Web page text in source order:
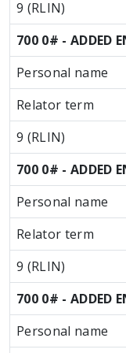
9 (RLIN)
700 0# - ADDED
Personal name
Relator term
9 (RLIN)
700 0# - ADDED
Personal name
Relator term
9 (RLIN)
700 0# - ADDED
Personal name